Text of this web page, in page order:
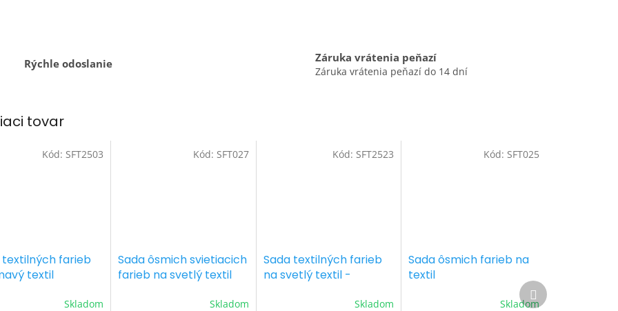
Rýchle odoslanie Záruka vrátenia peňazí
Záruka vrátenia peňazí do 14 dní
tovar
textilných farieb
textil
Skladom
Kód: SFT2503
Sada ôsmich svietiacich
farieb na svetlý textil
Skladom
Kód: SFT027
Sada textilných farieb
na svetlý textil -
Skladom
Kód: SFT2523
Sada ôsmich farieb na
textil
Skladom
Kód: SFT025
Ďalší
produkt